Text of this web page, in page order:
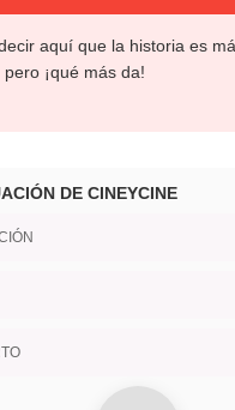
aquí que la historia es
¡qué más da!
DE CINEYCINE